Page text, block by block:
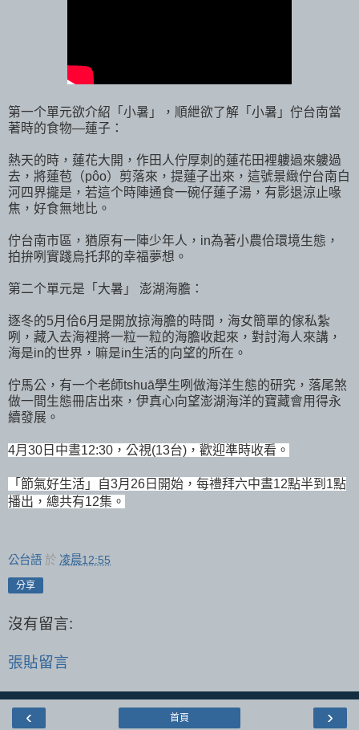
第一个單元欲介紹「小暑」，順紲欲了解「小暑」佇台南當
著時的食物—蓮子：
熱天的時，蓮花大開，作田人佇厚刺的蓮花田裡軁過來軁過
去，將蓮苞（pôo）剪落來，提蓮子出來，這號景緻佇台南白
河四界攏是，若這个時陣通食一碗仔蓮子湯，有影退涼止喙
焦，好食無地比。
佇台南市區，猶原有一陣少年人，in為著小農佮環境生態，
拍拚咧實踐烏托邦的幸福夢想。
第二个單元是「大暑」 澎湖海膽：
逐冬的5月佮6月是開放掠海膽的時間，海女簡單的傢私紮
咧，藏入去海裡將一粒一粒的海膽收起來，對討海人來講，
海是in的世界，嘛是in生活的向望的所在。
佇馬公，有一个老師tshuā學生咧做海洋生態的研究，落尾煞
做一間生態冊店出來，伊真心向望澎湖海洋的寶藏會用得永
續發展。
4月30日中晝12:30，公視(13台)，歡迎準時收看。
「節氣好生活」自3月26日開始，每禮拜六中晝12點半到1點
播出，總共有12集。
公台語 於 凌晨12:55
分享
沒有留言:
張貼留言
‹ ›
首頁